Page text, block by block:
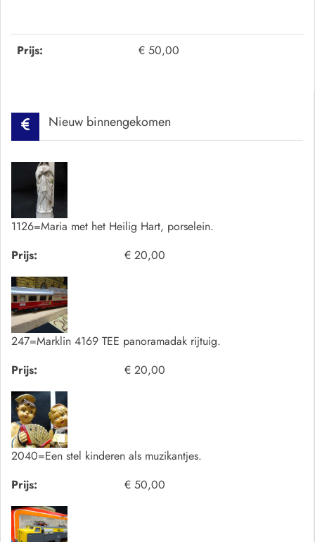
Prijs: € 50,00
Nieuw binnengekomen
1126=Maria met het Heilig Hart, porselein.
Prijs:
€ 20,00
247=Marklin 4169 TEE panoramadak rijtuig.
Prijs:
€ 20,00
2040=Een stel kinderen als muzikantjes.
Prijs:
€ 50,00